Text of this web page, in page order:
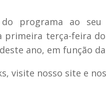
programa ao
primeira terça-feira
ano, em função
visite nosso site e